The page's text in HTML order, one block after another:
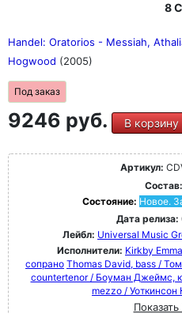
8
Handel: Oratorios - Messiah,
Hogwood (2005)
Под заказ
9246 руб. В корзину
Артикул:
Состав:
Состояние: Новое.
Дата релиза:
Лейбл: Universal Music
Исполнители: Kirkby
сопрано Thomas David, bass /
countertenor / Боуман Джеймс,
mezzo /